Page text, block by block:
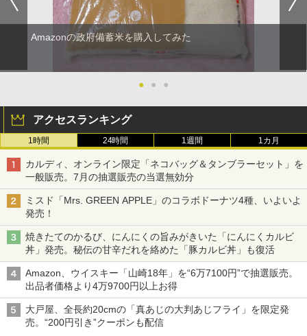
Amazonの政府備蓄米を購入してみた
● ● ●
アクセスランキング
1時間 24時間 1週間 1カ月
カルディ、オンライン限定「ネコバッグ＆タンブラーセット」を
一般販売。7月の抽選販売の当選無効分
ミスド「Mrs. GREEN APPLE」のコラボドーナツ4種、いよいよ
発売！
焼きたてのかるび、にんにくの旨みがきいた「にんにくカルビ
丼」発売。秘伝の甘辛だれを絡めた「豚カルビ丼」も復活
Amazon、ウイスキー「山崎18年」を“6万7100円”で抽選販売。
出品者価格より4万9700円以上お得
大戸屋、全長約20cmの「真あじの大判あじフライ」を限定発
売。“200円引き”クーポンも配信